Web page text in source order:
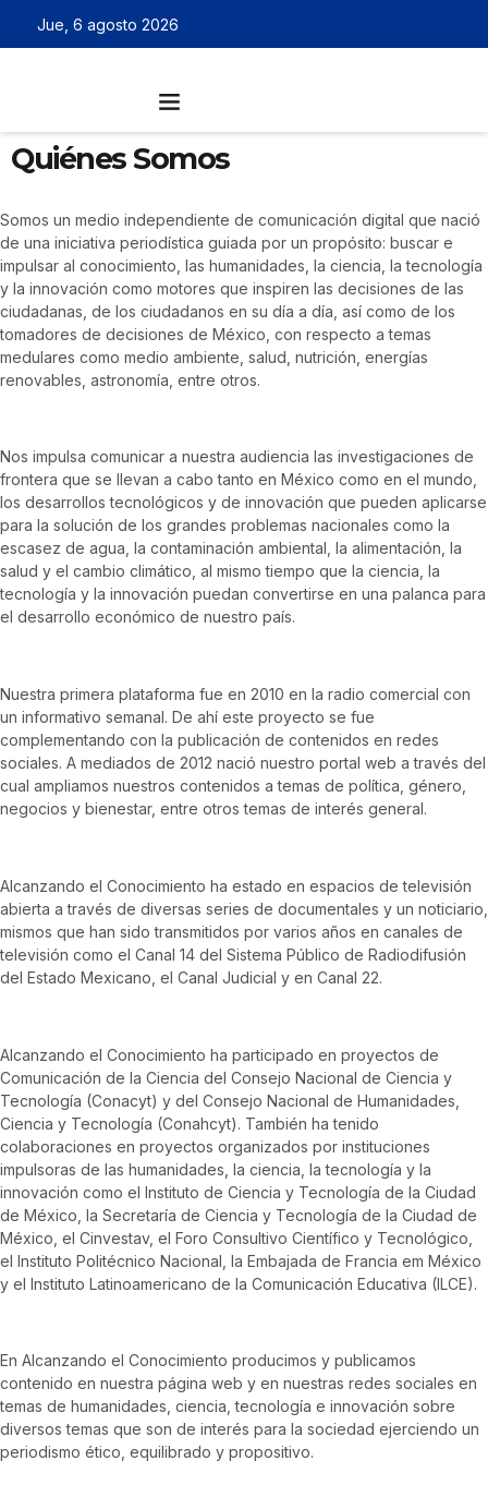
Jue, 6 agosto 2026
Quiénes Somos
Somos un medio independiente de comunicación digital que nació
de una iniciativa periodística guiada por un propósito: buscar e
impulsar al conocimiento, las humanidades, la ciencia, la tecnología
y la innovación como motores que inspiren las decisiones de las
ciudadanas, de los ciudadanos en su día a día, así como de los
tomadores de decisiones de México, con respecto a temas
medulares como medio ambiente, salud, nutrición, energías
renovables, astronomía, entre otros.
Nos impulsa comunicar a nuestra audiencia las investigaciones de
frontera que se llevan a cabo tanto en México como en el mundo,
los desarrollos tecnológicos y de innovación que pueden aplicarse
para la solución de los grandes problemas nacionales como la
escasez de agua, la contaminación ambiental, la alimentación, la
salud y el cambio climático, al mismo tiempo que la ciencia, la
tecnología y la innovación puedan convertirse en una palanca para
el desarrollo económico de nuestro país.
Nuestra primera plataforma fue en 2010 en la radio comercial con
un informativo semanal. De ahí este proyecto se fue
complementando con la publicación de contenidos en redes
sociales. A mediados de 2012 nació nuestro portal web a través del
cual ampliamos nuestros contenidos a temas de política, género,
negocios y bienestar, entre otros temas de interés general.
Alcanzando el Conocimiento ha estado en espacios de televisión
abierta a través de diversas series de documentales y un noticiario,
mismos que han sido transmitidos por varios años en canales de
televisión como el Canal 14 del Sistema Público de Radiodifusión
del Estado Mexicano, el Canal Judicial y en Canal 22.
Alcanzando el Conocimiento ha participado en proyectos de
Comunicación de la Ciencia del Consejo Nacional de Ciencia y
Tecnología (Conacyt) y del Consejo Nacional de Humanidades,
Ciencia y Tecnología (Conahcyt). También ha tenido
colaboraciones en proyectos organizados por instituciones
impulsoras de las humanidades, la ciencia, la tecnología y la
innovación como el Instituto de Ciencia y Tecnología de la Ciudad
de México, la Secretaría de Ciencia y Tecnología de la Ciudad de
México, el Cinvestav, el Foro Consultivo Científico y Tecnológico,
el Instituto Politécnico Nacional, la Embajada de Francia em México
y el Instituto Latinoamericano de la Comunicación Educativa (ILCE).
En Alcanzando el Conocimiento producimos y publicamos
contenido en nuestra página web y en nuestras redes sociales en
temas de humanidades, ciencia, tecnología e innovación sobre
diversos temas que son de interés para la sociedad ejerciendo un
periodismo ético, equilibrado y propositivo.